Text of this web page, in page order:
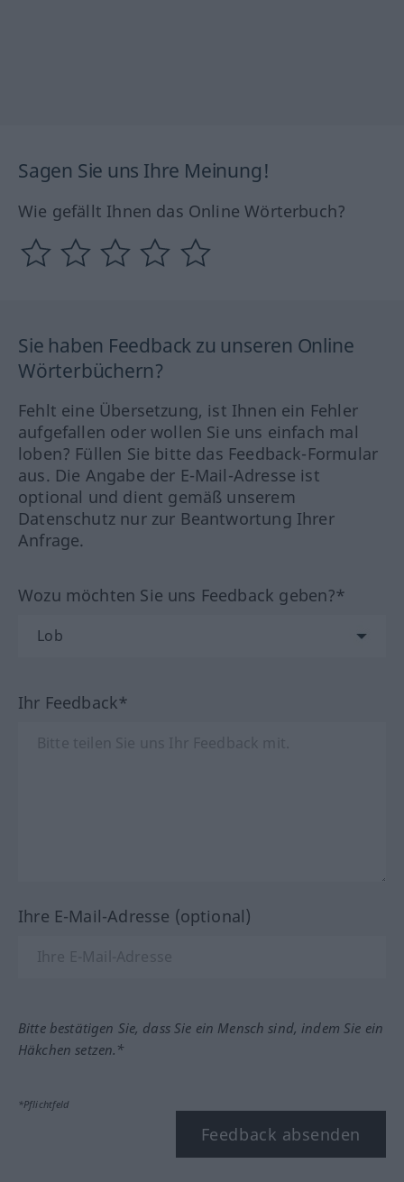
Sagen Sie uns Ihre Meinung!
Wie gefällt Ihnen das Online Wörterbuch?
Sie haben Feedback zu unseren Online
Wörterbüchern?
Fehlt eine Übersetzung, ist Ihnen ein Fehler
aufgefallen oder wollen Sie uns einfach mal
loben? Füllen Sie bitte das Feedback-Formular
aus. Die Angabe der E-Mail-Adresse ist
optional und dient gemäß unserem
Datenschutz nur zur Beantwortung Ihrer
Anfrage.
Wozu möchten Sie uns Feedback geben?*
Ihr Feedback*
Ihre E-Mail-Adresse (optional)
Bitte bestätigen Sie, dass Sie ein Mensch sind, indem Sie ein
Häkchen setzen.*
*Pflichtfeld
Feedback absenden